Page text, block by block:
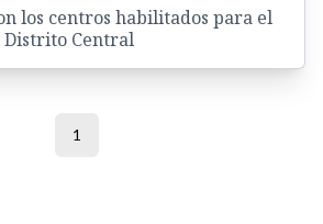
los centros habilitados para el
Distrito Central
1